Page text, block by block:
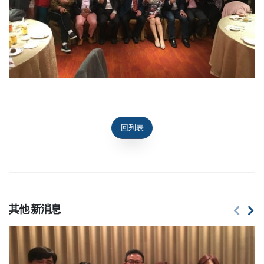
回列表
其他新消息